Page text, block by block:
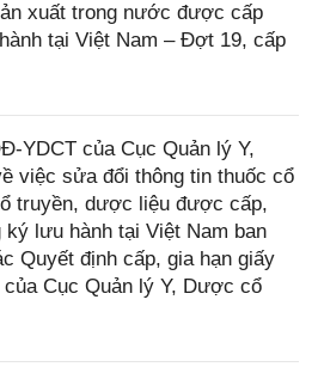
xuất trong nước được cấp
tại Việt Nam – Đợt 19, cấp
YDCT của Cục Quản lý Y,
việc sửa đổi thông tin thuốc cổ
truyền, dược liệu được cấp,
ký lưu hành tại Việt Nam ban
Quyết định cấp, gia hạn giấy
Cục Quản lý Y, Dược cổ